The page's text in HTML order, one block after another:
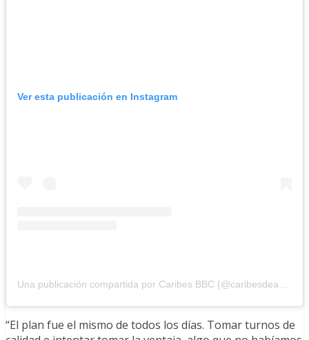
Ver esta publicación en Instagram
Una publicación compartida por Caribes BBC (@caribesdeanzoategui)
“El plan fue el mismo de todos los días. Tomar turnos de